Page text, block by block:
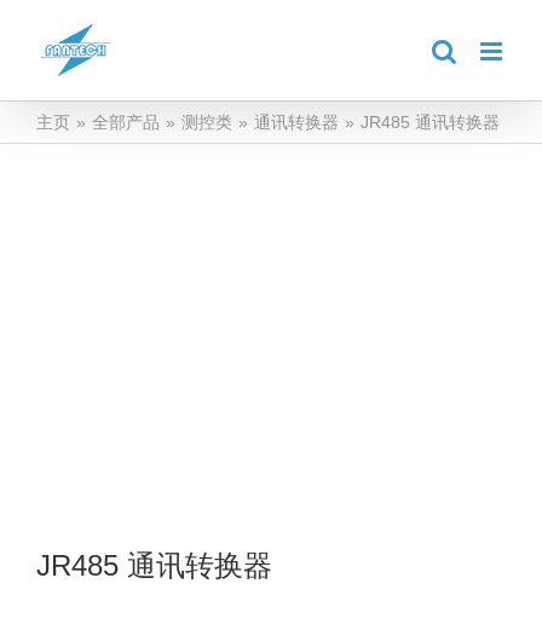
主页 » 全部产品 » 测控类 » 通讯转换器 » JR485 通讯转换器
JR485 通讯转换器